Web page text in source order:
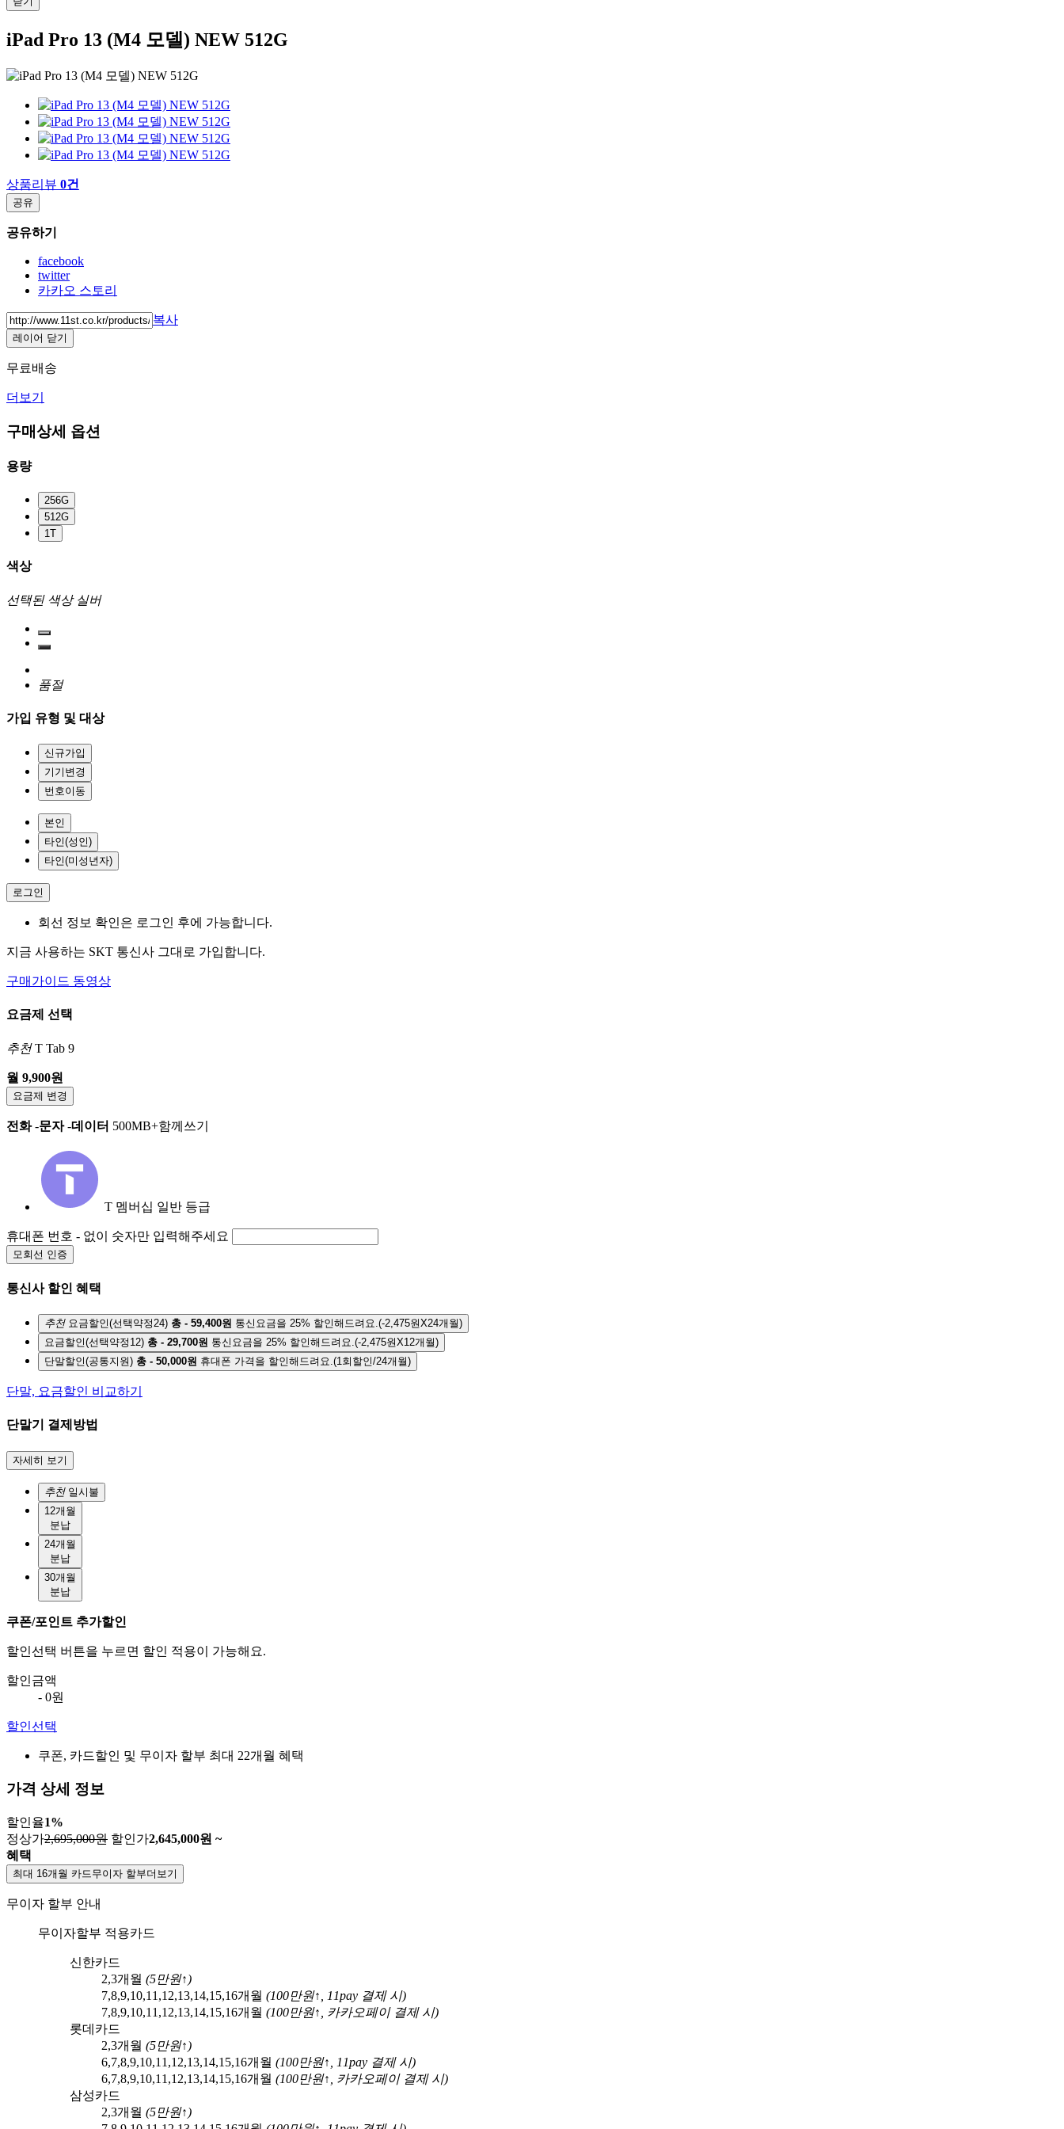
iPad Pro 13 (M4 모델) NEW 512G
상품리뷰 0건
공유
공유하기
facebook
twitter
카카오 스토리
복사
레이어 닫기
무료배송
더보기
구매상세 옵션
용량
256G
512G
1T
색상
선택된 색상 실버
품절
가입 유형 및 대상
신규가입
기기변경
번호이동
본인
타인(성인)
타인(미성년자)
로그인
회선 정보 확인은 로그인 후에 가능합니다.
지금 사용하는 SKT 통신사 그대로 가입합니다.
구매가이드 동영상
요금제 선택
추천 T Tab 9
월 9,900원
요금제 변경
전화-문자-데이터 500MB+함께쓰기
T 멤버십 일반 등급
휴대폰 번호 - 없이 숫자만 입력해주세요
모회선 인증
통신사 할인 혜택
추천 요금할인(선택약정24) 총 - 59,400원 통신요금을 25% 할인해드려요.(-2,475원X24개월)
요금할인(선택약정12) 총 - 29,700원 통신요금을 25% 할인해드려요.(-2,475원X12개월)
단말할인(공통지원) 총 - 50,000원 휴대폰 가격을 할인해드려요.(1회할인/24개월)
단말, 요금할인 비교하기
단말기 결제방법
자세히 보기
추천 일시불
12개월
분납
24개월
분납
30개월
분납
쿠폰/포인트 추가할인
할인선택 버튼을 누르면 할인 적용이 가능해요.
할인금액
- 0원
할인선택
쿠폰, 카드할인 및 무이자 할부 최대 22개월 혜택
가격 상세 정보
할인율1%
정상가2,695,000원 할인가2,645,000원 ~
혜택
최대 16개월 카드무이자 할부더보기
무이자 할부 안내
무이자할부 적용카드
신한카드
2,3개월 (5만원↑)
7,8,9,10,11,12,13,14,15,16개월 (100만원↑, 11pay 결제 시)
7,8,9,10,11,12,13,14,15,16개월 (100만원↑, 카카오페이결제 시)
롯데카드
2,3개월 (5만원↑)
6,7,8,9,10,11,12,13,14,15,16개월 (100만원↑, 11pay 결제 시)
6,7,8,9,10,11,12,13,14,15,16개월 (100만원↑, 카카오페이결제 시)
삼성카드
2,3개월 (5만원↑)